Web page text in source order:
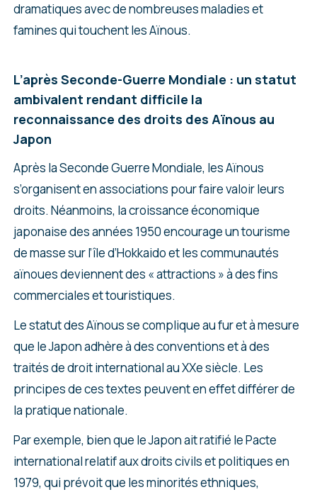
dramatiques avec de nombreuses maladies et
famines qui touchent les Aïnous.
L’après Seconde-Guerre Mondiale : un statut
ambivalent rendant difficile la
reconnaissance des droits des Aïnous au
Japon
Après la Seconde Guerre Mondiale, les Aïnous
s’organisent en associations pour faire valoir leurs
droits. Néanmoins, la croissance économique
japonaise des années 1950 encourage un tourisme
de masse sur l’île d’Hokkaido et les communautés
aïnoues deviennent des « attractions » à des fins
commerciales et touristiques.
Le statut des Aïnous se complique au fur et à mesure
que le Japon adhère à des conventions et à des
traités de droit international au XXe siècle. Les
principes de ces textes peuvent en effet différer de
la pratique nationale.
Par exemple, bien que le Japon ait ratifié le Pacte
international relatif aux droits civils et politiques en
1979, qui prévoit que les minorités ethniques,